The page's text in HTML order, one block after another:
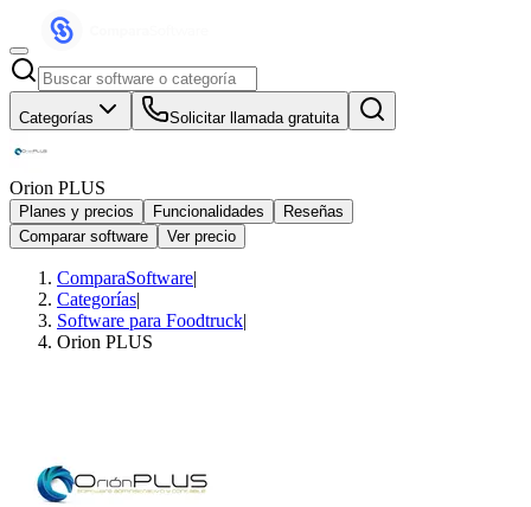
Categorías Solicitar llamada gratuita
Orion PLUS
Planes y precios Funcionalidades
Reseñas
Comparar software
Ver precio
ComparaSoftware|
Categorías|
Software para Foodtruck|
Orion PLUS